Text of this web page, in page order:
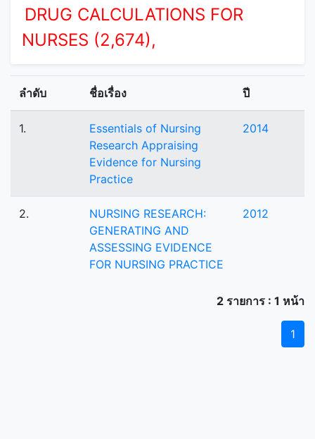
DRUG CALCULATIONS FOR
NURSES (2,674),
ลำดับ ชื่อเรื่อง ปี
1.
Essentials of Nursing
Research Appraising
Evidence for Nursing
Practice
2014
2.
NURSING RESEARCH:
GENERATING AND
ASSESSING EVIDENCE
FOR NURSING PRACTICE
2012
2 รายการ : 1 หน้า
1